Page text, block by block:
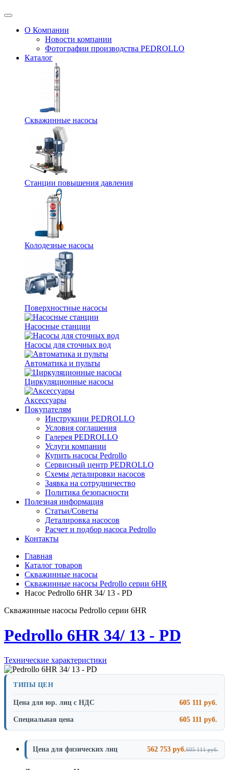
О Компании
Новости компании
Фотографии производства PEDROLLO
Каталог
Скважинные насосы
Станции повышения давления
Колодезные насосы
Поверхностные насосы
Насосные станции
Насосы для сточных вод
Автоматика и пульты
Циркуляционные насосы
Аксессуары
Покупателям
Инструкции PEDROLLO
Условия соглашения
Галерея PEDROLLO
Услуги компании
Купить насосы Pedrollo
Сервисный центр PEDROLLO
Схемы деталировки насосов
Заявка на сотрудничество
Политика безопасности
Полезная информация
Статьи/Советы
Деталировка насосов
Расчет и подбор насоса Pedrollo
Контакты
Главная
Каталог товаров
Скважинные насосы
Скважинные насосы Pedrollo серии 6HR
Насос Pedrollo 6HR 34/ 13 - PD
Скважинные насосы Pedrollo серии 6HR
Pedrollo 6HR 34/ 13 - PD
Технические характеристики
ТИПЫ ЦЕН
Цена для юр. лиц с НДС 605 111 руб.
Специальная цена 605 111 руб.
Цена для физических лиц 562 753 руб.605 111 руб.